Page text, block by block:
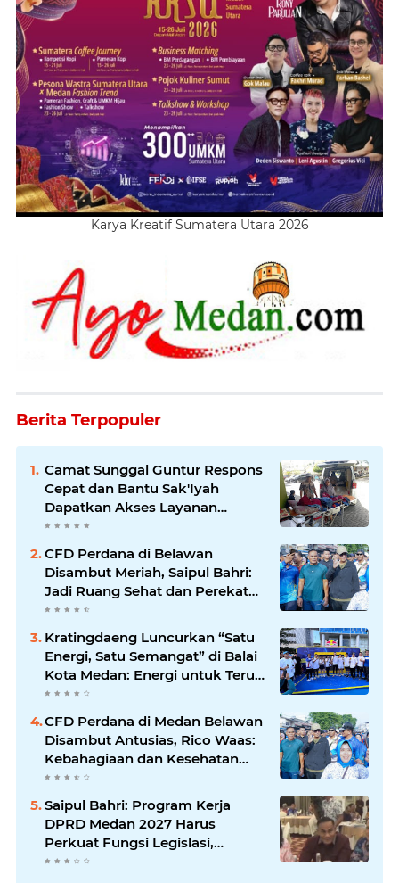
Karya Kreatif Sumatera Utara 2026
Berita Terpopuler
Camat Sunggal Guntur Respons
Cepat dan Bantu Sak'Iyah
Dapatkan Akses Layanan
Kesehatan
CFD Perdana di Belawan
Disambut Meriah, Saipul Bahri:
Jadi Ruang Sehat dan Perekat
Kebersamaan Warga Medan
Kratingdaeng Luncurkan “Satu
Energi, Satu Semangat” di Balai
Kota Medan: Energi untuk Terus
Bergerak Maju
CFD Perdana di Medan Belawan
Disambut Antusias, Rico Waas:
Kebahagiaan dan Kesehatan
Harus Hadir di Seluruh Penjuru
Saipul Bahri: Program Kerja
DPRD Medan 2027 Harus
Perkuat Fungsi Legislasi,
Anggaran dan Pengawasan